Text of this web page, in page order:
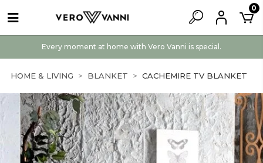
Every moment at home with Vero Vanni is special.
0
HOME & LIVING BLANKET CACHEMIRE TV BLANKET